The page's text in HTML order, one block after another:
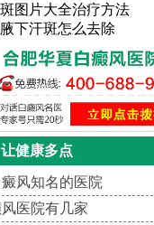
图片大全治疗方法
下汗斑怎么去除
健康多点
风知名的医院
医院有几家